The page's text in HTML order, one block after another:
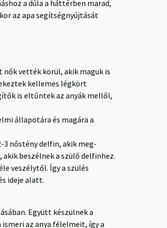
a dúla a háttérben marad,
az apa segítségnyújtását
vették körül, akik maguk is
kellemes légkört
is eltűntek az anyák mellől,
állapotára és magára a
3 nőstény delfin, akik meg-
beszélnek a szülő delfinhez.
veszélytől. Így a szülés
ideje alatt.
Együtt készülnek a
az anya félelmeit, így a